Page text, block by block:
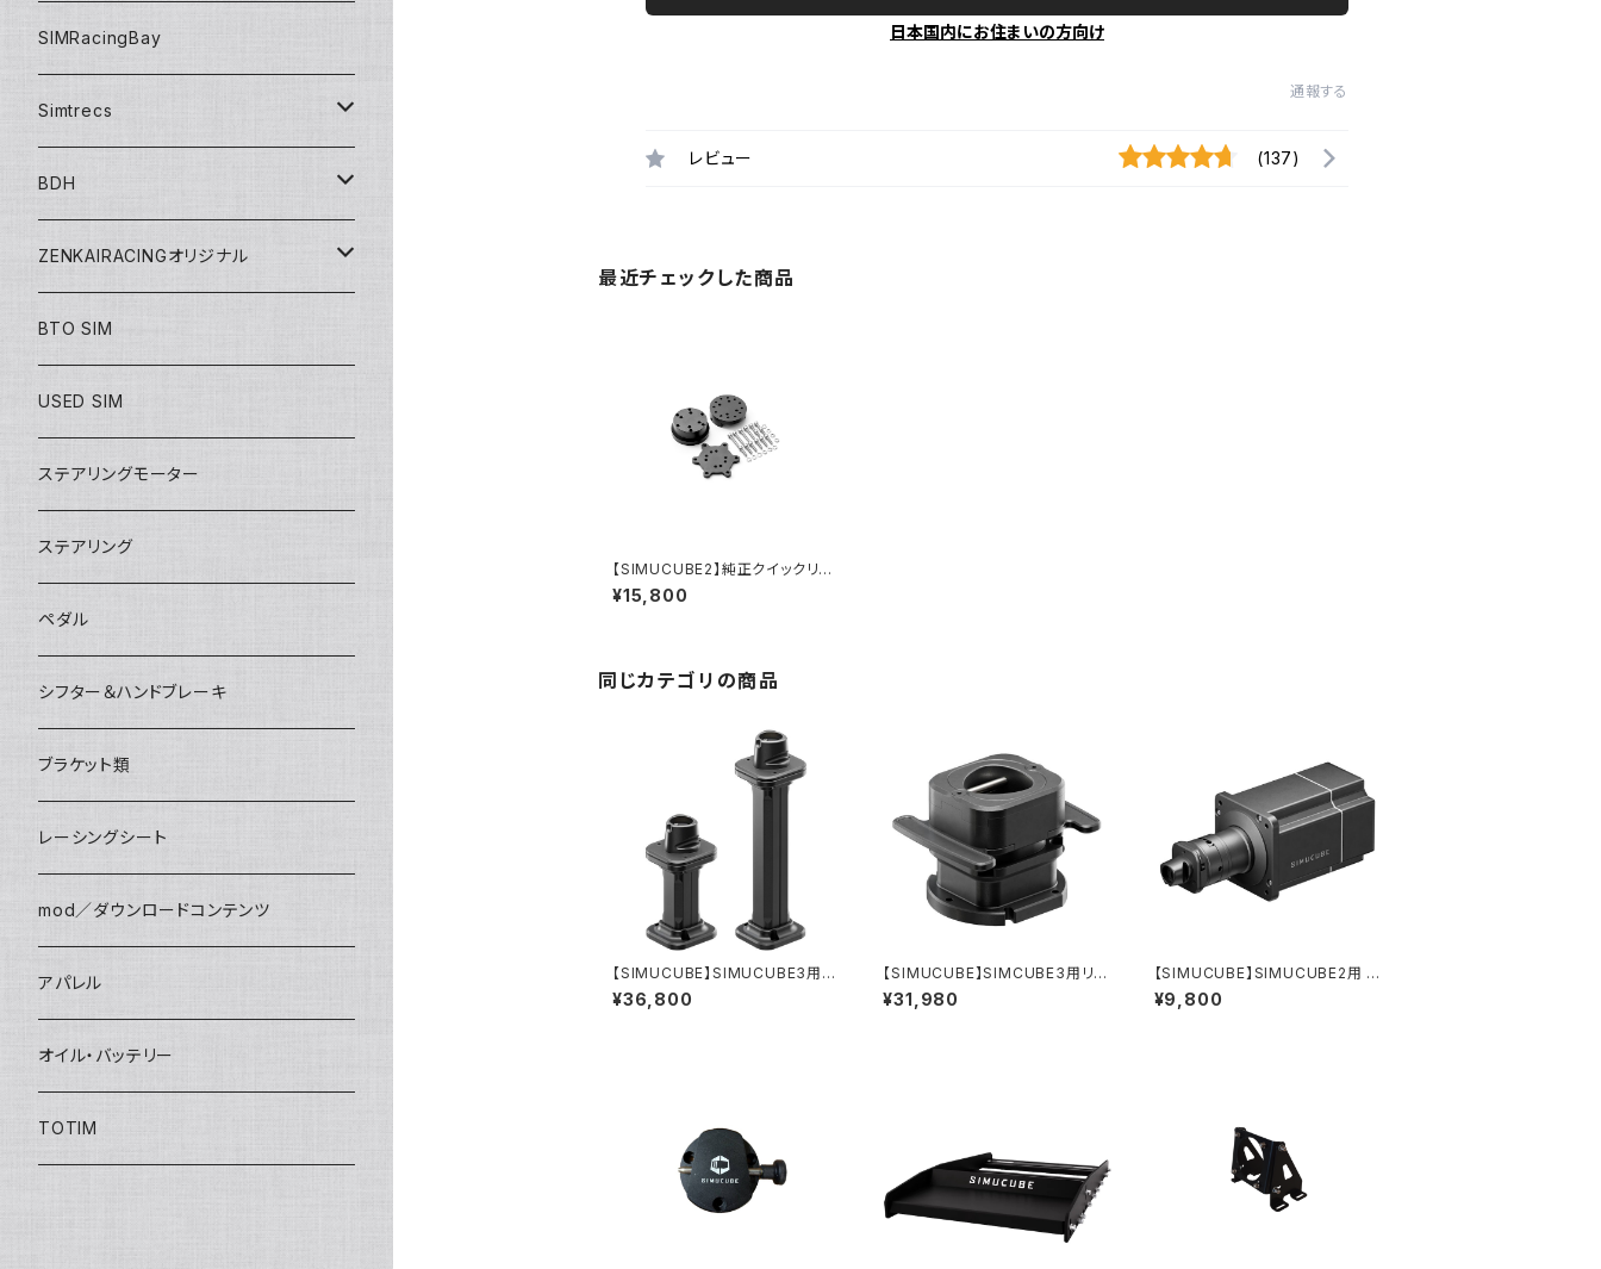
日本国内にお住まいの方向け
通報する
レビュー (137)
最近チェックした商品
【SIMUCUBE2】純正クイックリリ
ース／Wheel side kit V2
¥15,800
同じカテゴリの商品
【SIMUCUBE】SIMUCUBE3用シ
ャフト延長キット
¥36,800
【SIMUCUBE】SIMCUBE3用リン
ククリックリリース Link Quick R
elease
¥31,980
【SIMUCUBE】SIMUCUBE2用 S
CリンクホイールサイドQRアダプ
ター
¥9,800
バンドルセット
ステアリング
ペダル
ペダル
シフター
ハンドブレーキ
アクセサリー
シフター
SIMRacingBay
Simtrecs
ペダル
BDH
シフター
ZENKAIRACINGオリジナル
mod／デジタルコンテンツ
シート
ステアリング
SIMアイテム
アパレル
BTO SIM
USED SIM
ステアリングモーター
ステアリング
ペダル
シフター＆ハンドブレーキ
ブラケット類
レーシングシート
mod／ダウンロードコンテンツ
アパレル
オイル・バッテリー
TOTIM